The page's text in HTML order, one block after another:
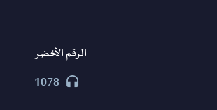
الرقم الأخضر


1078